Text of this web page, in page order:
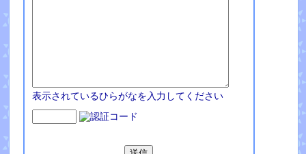
表示されているひらがなを入力してください